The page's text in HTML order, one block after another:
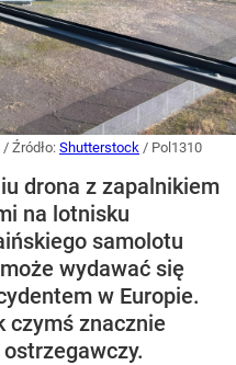
/ Źródło: Shutterstock / Pol1310
drona z zapalnikiem
na lotnisku
samolotu
wydawać się
w Europie.
czymś znacznie